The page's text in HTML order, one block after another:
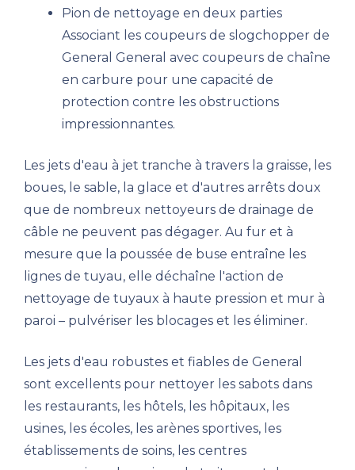
Pion de nettoyage en deux parties
Associant les coupeurs de slogchopper de
General General avec coupeurs de chaîne
en carbure pour une capacité de
protection contre les obstructions
impressionnantes.
Les jets d'eau à jet tranche à travers la graisse, les
boues, le sable, la glace et d'autres arrêts doux
que de nombreux nettoyeurs de drainage de
câble ne peuvent pas dégager. Au fur et à
mesure que la poussée de buse entraîne les
lignes de tuyau, elle déchaîne l'action de
nettoyage de tuyaux à haute pression et mur à
paroi – pulvériser les blocages et les éliminer.
Les jets d'eau robustes et fiables de General
sont excellents pour nettoyer les sabots dans
les restaurants, les hôtels, les hôpitaux, les
usines, les écoles, les arènes sportives, les
établissements de soins, les centres